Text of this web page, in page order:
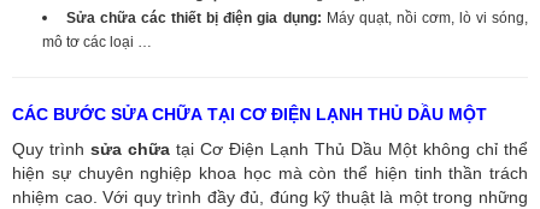
Sửa chữa các thiết bị điện gia dụng: Máy quạt, nồi cơm, lò vi sóng,
mô tơ các loại …
CÁC BƯỚC SỬA CHỮA TẠI CƠ ĐIỆN LẠNH THỦ DẦU MỘT
Quy trình sửa chữa tại Cơ Điện Lạnh Thủ Dầu Một không chỉ thể
hiện sự chuyên nghiệp khoa học mà còn thể hiện tinh thần trách
nhiệm cao. Với quy trình đầy đủ, đúng kỹ thuật là một trong những